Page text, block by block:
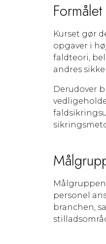
Formålet
Kurset gør
opgaver i
faldteori,
andres
Derudover
personel
branchen,